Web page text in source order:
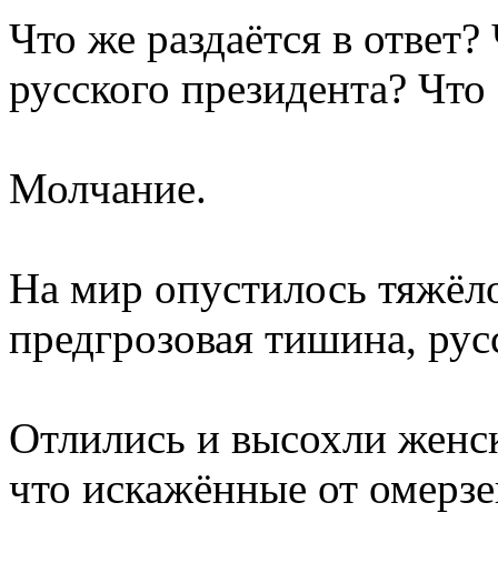
Что же раздаётся в
русского президента?
Молчание.
На мир опустилось
предгрозовая тишина,
Отлились и высохли
что искажённые от